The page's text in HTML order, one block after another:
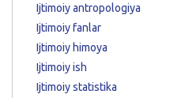
Ijtimoiy antropologiya
Ijtimoiy fanlar
Ijtimoiy himoya
Ijtimoiy ish
Ijtimoiy statistika